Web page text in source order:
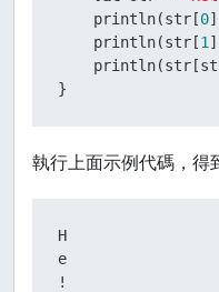
    println(str[
0
    println(str[
1
}
執行上面示例代碼，得
H
e
!